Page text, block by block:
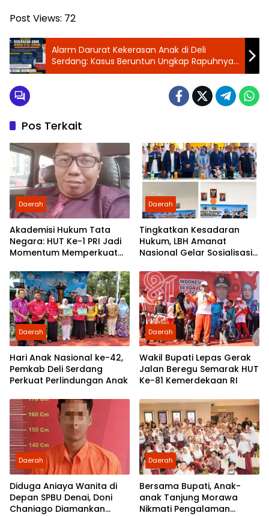
Post Views: 72
Alarm Darurat Kekerasan Anak di Deli
Serdang: Kasus Beruntun Ungkap Rapuhnya
Sistem Perlindungan
Pos Terkait
Daerah
Akademisi Hukum Tata
Negara: HUT Ke-1 PRI Jadi
Momentum Memperkuat
Pengabdian kepada
Rakyat
Daerah
Tingkatkan Kesadaran
Hukum, LBH Amanat
Nasional Gelar Sosialisasi
Morawa
Daerah
Hari Anak Nasional ke-42,
Pemkab Deli Serdang
Perkuat Perlindungan Anak
Daerah
Wakil Bupati Lepas Gerak
Jalan Beregu Semarak HUT
Ke-81 Kemerdekaan RI
Daerah
Diduga Aniaya Wanita di
Depan SPBU Denai, Doni
Chaniago Diamankan
Daerah
Bersama Bupati, Anak-
anak Tanjung Morawa
Nikmati Pengalaman